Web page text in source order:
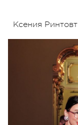
Ксения Ринтовт